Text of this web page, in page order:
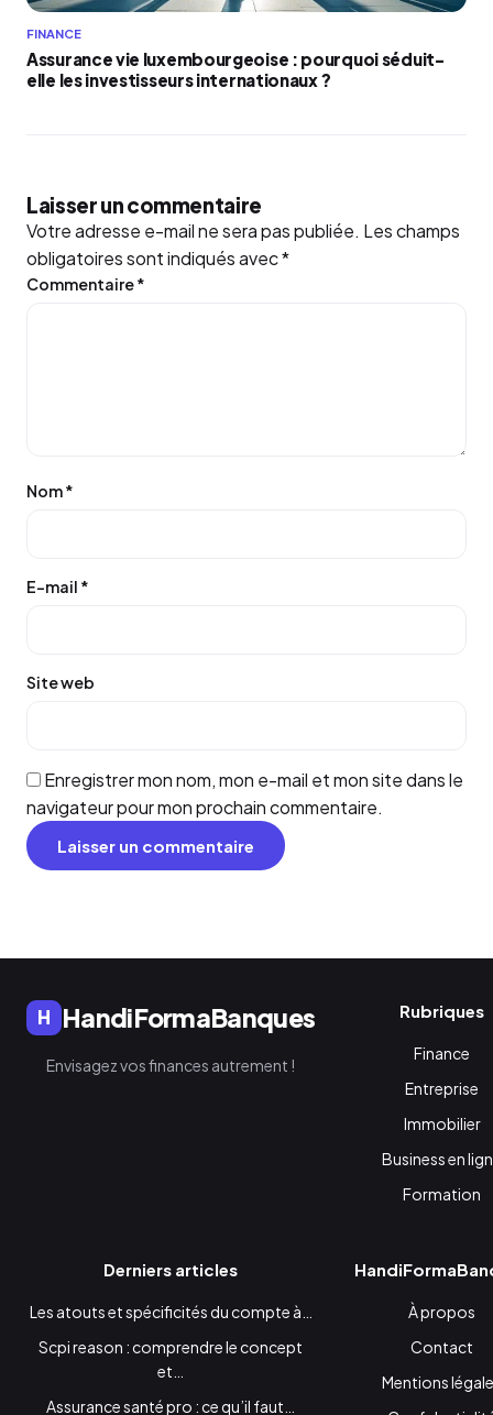
FINANCE
Assurance vie luxembourgeoise : pourquoi séduit-
elle les investisseurs internationaux ?
Laisser un commentaire
Votre adresse e-mail ne sera pas publiée. Les champs
obligatoires sont indiqués avec*
Commentaire*
Nom*
E-mail *
Site web
Enregistrer mon nom, mon e-mail et mon site dans le
navigateur pour mon prochain commentaire.
H HandiFormaBanques
Envisagez vos finances autrement !
Rubriques
Finance
Entreprise
Immobilier
Business en
Formation
Derniers articles
Les atouts et spécificités du compte à…
Scpi reason : comprendre le concept
et…
Assurance santé pro : ce qu’il faut…
À propos
Contact
Mentions